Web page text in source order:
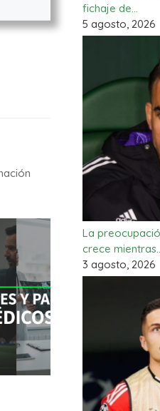
fichaje de…
5 agosto, 2026
La
crece
3 agosto, 2026